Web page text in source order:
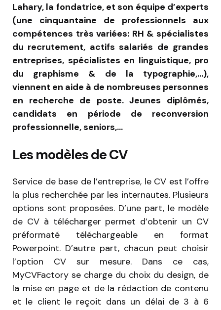
Lahary, la fondatrice, et son équipe d’experts
(une cinquantaine de professionnels aux
compétences très variées: RH & spécialistes
du recrutement, actifs salariés de grandes
entreprises, spécialistes en linguistique, pro
du graphisme & de la typographie,…),
viennent en aide à de nombreuses personnes
en recherche de poste. Jeunes diplômés,
candidats en période de reconversion
professionnelle, seniors,…
Les modèles de CV
Service de base de l’entreprise, le CV est l’offre
la plus recherchée par les internautes. Plusieurs
options sont proposées. D’une part, le modèle
de CV à télécharger permet d’obtenir un CV
préformaté téléchargeable en format
Powerpoint. D’autre part, chacun peut choisir
l’option CV sur mesure. Dans ce cas,
MyCVFactory se charge du choix du design, de
la mise en page et de la rédaction de contenu
et le client le reçoit dans un délai de 3 à 6